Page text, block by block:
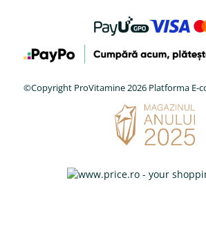
©Copyright ProVitamine 2026 Platforma E-